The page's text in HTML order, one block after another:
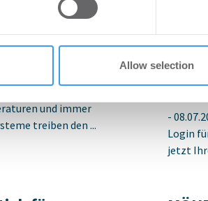
to them or that they’ve collected
Allow selection
Rechenzentren
und immer
treiben den ...
-
Login
jetzt